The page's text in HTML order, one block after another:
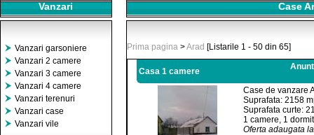
Vanzari
Vanzari garsoniere
Vanzari 2 camere
Vanzari 3 camere
Vanzari 4 camere
Vanzari terenuri
Vanzari case
Vanzari vile
Case
Prima pagina >Arad [Listarile 1 - 50 din 65]
Casa 1 camere
Case de vanzare
Suprafata: 2158
Suprafata curte:
1 camere, 1
Oferta adaugata